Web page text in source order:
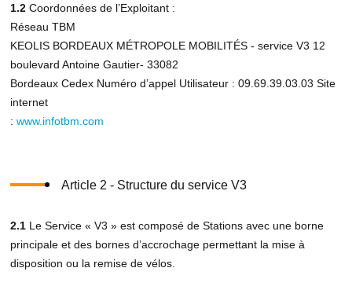
1.2 Coordonnées de l’Exploitant :
Réseau TBM
KEOLIS BORDEAUX MÉTROPOLE MOBILITÉS - service V3 12
boulevard Antoine Gautier- 33082
Bordeaux Cedex Numéro d’appel Utilisateur : 09.69.39.03.03 Site
internet
:www.infotbm.com
Article 2 - Structure du service V3
2.1 Le Service « V3 » est composé de Stations avec une borne
principale et des bornes d’accrochage permettant la mise à
disposition ou la remise de vélos.